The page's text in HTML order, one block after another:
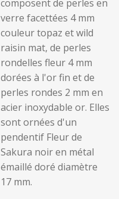
composent de perles en
verre facettées 4 mm
couleur topaz et wild
raisin mat, de perles
rondelles fleur 4 mm
dorées à l'or fin et de
perles rondes 2 mm en
acier inoxydable or. Elles
sont ornées d'un
pendentif Fleur de
Sakura noir en métal
émaillé doré diamètre
17 mm.